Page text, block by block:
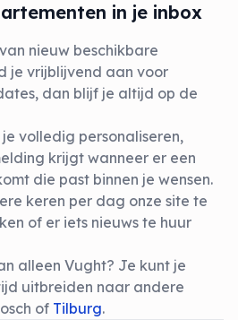
in je inbox
nieuw beschikbare
je vrijblijvend aan voor
dan blijf je altijd op de
volledig personaliseren,
krijgt wanneer er een
die past binnen je wensen.
keren per dag onze site te
of er iets nieuws te huur
alleen Vught? Je kunt je
uitbreiden naar andere
of Tilburg.